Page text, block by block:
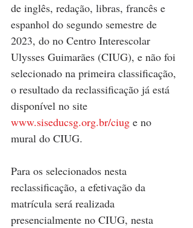
de inglês, redação, libras, francês e
espanhol do segundo semestre de
2023, do no Centro Interescolar
Ulysses Guimarães (CIUG), e não foi
selecionado na primeira classificação,
o resultado da reclassificação já está
disponível no site
www.siseducsg.org.br/ciug e no
mural do CIUG.
Para os selecionados nesta
reclassificação, a efetivação da
matrícula será realizada
presencialmente no CIUG, nesta